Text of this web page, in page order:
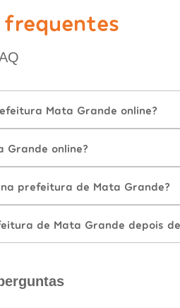
Mata Grande online?
Grande online?
prefeitura de Mata Grande?
de Mata Grande depois